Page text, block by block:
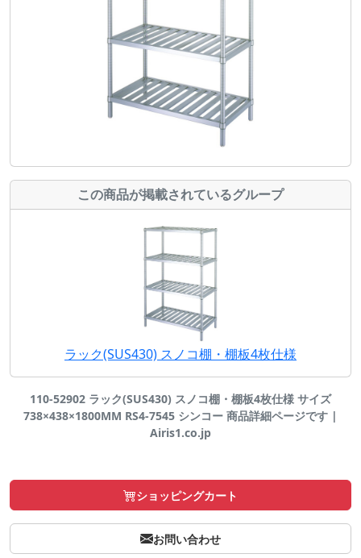
この商品が掲載されているグループ
ラック(SUS430) スノコ棚・棚板4枚仕様
110-52902 ラック(SUS430) スノコ棚・棚板4枚仕様 サイズ
738×438×1800MM RS4-7545 シンコー 商品詳細ページです |
Airis1.co.jp
ショッピングカート
お問い合わせ